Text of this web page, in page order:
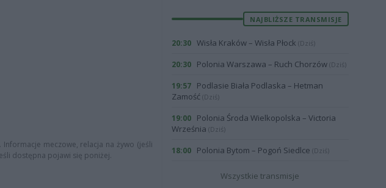
Informacje meczowe, relacja na żywo (jeśli
dostępna pojawi się poniżej.
NAJBLIŻSZE TRANSMISJE
20:30 Wisła Kraków – Wisła Płock (Dziś)
20:30 Polonia Warszawa – Ruch Chorzów (Dziś)
19:57
Podlasie Biała Podlaska – Hetman
Zamość (Dziś)
19:00
Polonia Środa Wielkopolska – Victoria
Września (Dziś)
18:00 Polonia Bytom – Pogoń Siedlce (Dziś)
Wszystkie transmisje